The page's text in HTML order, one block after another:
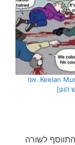
[בתמונה: חחח… המקור: דף הטוויטר של Keelan Murphy. אנו
הוגן]
לשורה